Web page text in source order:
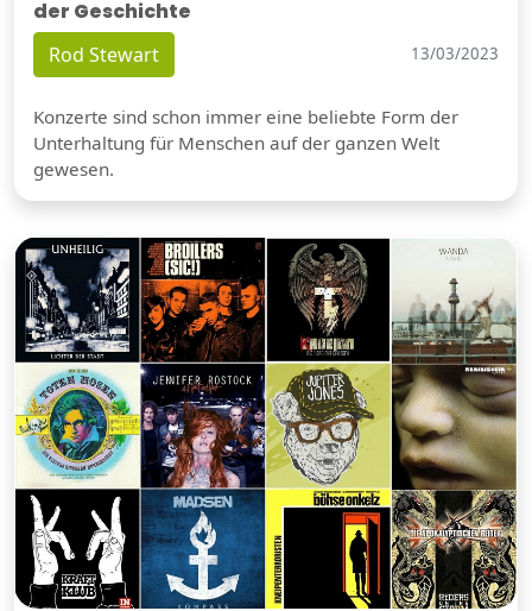
der Geschichte
Rod Stewart 13/03/2023
Konzerte sind schon immer eine beliebte Form der
Unterhaltung für Menschen auf der ganzen Welt
gewesen.